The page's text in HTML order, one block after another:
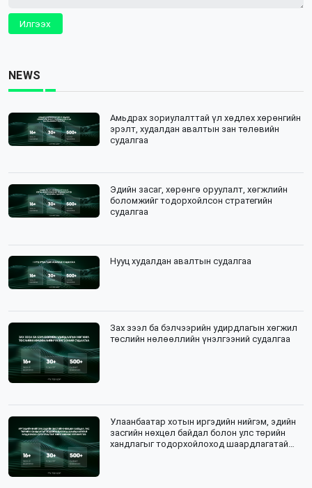
Илгээх
NEWS
Амьдрах зориулалттай үл хөдлөх хөрөнгийн
эрэлт, худалдан авалтын зан төлөвийн
судалгаа
Эдийн засаг, хөрөнгө оруулалт, хөгжлийн
боломжийг тодорхойлсон стратегийн
судалгаа
Нууц худалдан авалтын судалгаа
Зах зээл ба бэлчээрийн удирдлагын хөгжил
төслийн нөлөөллийн үнэлгээний судалгаа
Улаанбаатар хотын иргэдийн нийгэм, эдийн
засгийн нөхцөл байдал болон улс төрийн
хандлагыг тодорхойлоход шаардлагатай